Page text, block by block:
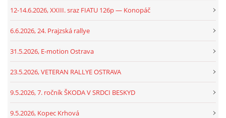
12-14.6.2026, XXIII. sraz FIATU 126p — Konopáč
6.6.2026, 24. Prajzská rallye
31.5.2026, E-motion Ostrava
23.5.2026, VETERAN RALLYE OSTRAVA
9.5.2026, 7. ročník ŠKODA V SRDCI BESKYD
9.5.2026, Kopec Krhová